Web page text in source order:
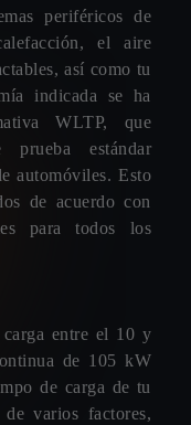
periféricos de
el aire
así como tu
indicada se ha
WLTP, que
prueba estándar
automóviles. Esto
de acuerdo con
para todos los
carga entre el 10 y
de 105 kW
de carga de tu
varios factores,